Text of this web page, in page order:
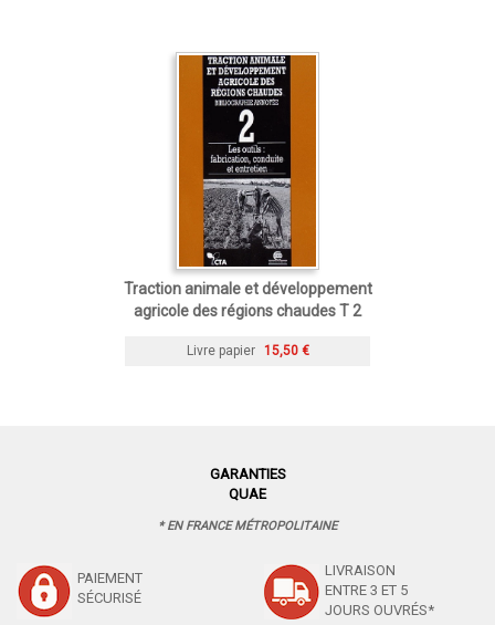
Traction animale et développement
agricole des régions chaudes T 2
Livre papier 15,50 €
GARANTIES
QUAE
* EN FRANCE MÉTROPOLITAINE
PAIEMENT
SÉCURISÉ
LIVRAISON
ENTRE 3 ET 5
JOURS OUVRÉS*